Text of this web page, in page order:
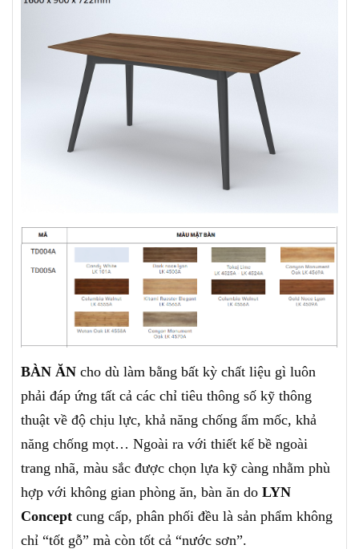
BÀN ĂN cho dù làm bằng bất kỳ chất liệu gì luôn
phải đáp ứng tất cả các chỉ tiêu thông số kỹ thông
thuật về độ chịu lực, khả năng chống ẩm mốc, khả
năng chống mọt… Ngoài ra với thiết kế bề ngoài
trang nhã, màu sắc được chọn lựa kỹ càng nhằm phù
hợp với không gian phòng ăn, bàn ăn do LYN
Concept cung cấp, phân phối đều là sản phẩm không
chỉ “tốt gỗ” mà còn tốt cả “nước sơn”.